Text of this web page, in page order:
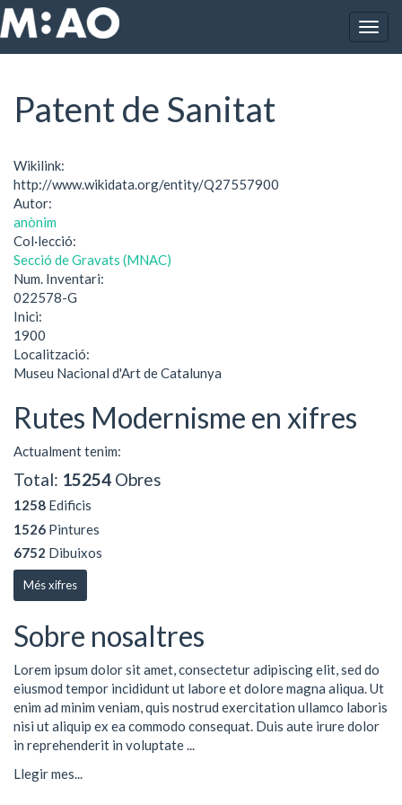
Vés al contingut
Inici Patent de Sanitat
Patent de Sanitat
Wikilink:
http://www.wikidata.org/entity/Q27557900
Autor:
anònim
Col·lecció:
Secció de Gravats (MNAC)
Num. Inventari:
022578-G
Inici:
1900
Localització:
Museu Nacional d'Art de Catalunya
Rutes Modernisme en xifres
Actualment tenim:
Total: 15254 Obres
1258 Edificis
1526 Pintures
6752 Dibuixos
Més xifres
Sobre nosaltres
Lorem ipsum dolor sit amet, consectetur adipiscing elit, sed do
eiusmod tempor incididunt ut labore et dolore magna aliqua. Ut
enim ad minim veniam, quis nostrud exercitation ullamco laboris
nisi ut aliquip ex ea commodo consequat. Duis aute irure dolor
in reprehenderit in voluptate ...
Llegir mes...